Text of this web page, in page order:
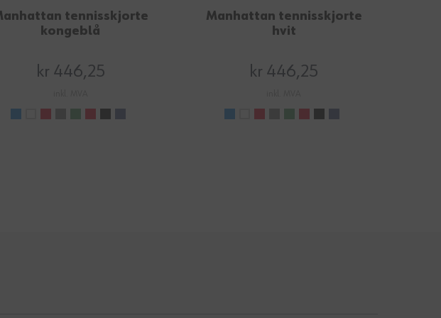
tennisskjorte
kongeblå
kr 446,25
Manhattan tennisskjorte
hvit
kr 446,25